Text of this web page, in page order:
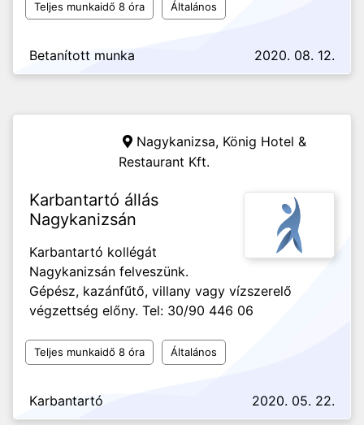
Teljes munkaidő 8 óra Általános
Betanított munka 2020. 08. 12.
Nagykanizsa, König Hotel &
Restaurant Kft.
Karbantartó állás
Nagykanizsán
Karbantartó kollégát
Nagykanizsán felveszünk.
Gépész, kazánfűtő, villany vagy vízszerelő
végzettség előny. Tel: 30/90 446 06
Teljes munkaidő 8 óra Általános
Karbantartó 2020. 05. 22.